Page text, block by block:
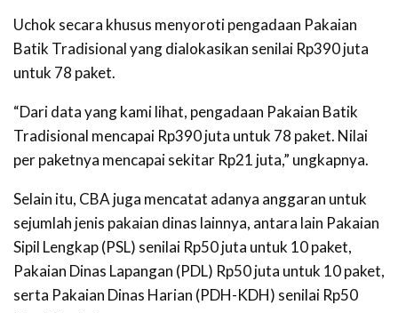
Uchok secara khusus menyoroti pengadaan Pakaian
Batik Tradisional yang dialokasikan senilai Rp390 juta
untuk 78 paket.
“Dari data yang kami lihat, pengadaan Pakaian Batik
Tradisional mencapai Rp390 juta untuk 78 paket. Nilai
per paketnya mencapai sekitar Rp21 juta,” ungkapnya.
Selain itu, CBA juga mencatat adanya anggaran untuk
sejumlah jenis pakaian dinas lainnya, antara lain Pakaian
Sipil Lengkap (PSL) senilai Rp50 juta untuk 10 paket,
Pakaian Dinas Lapangan (PDL) Rp50 juta untuk 10 paket,
serta Pakaian Dinas Harian (PDH-KDH) senilai Rp50